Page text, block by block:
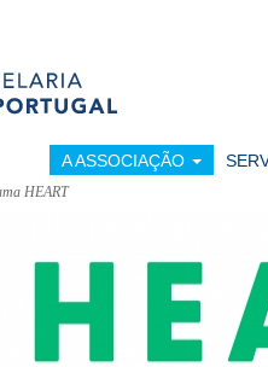
A ASSOCIAÇÃO
HEART